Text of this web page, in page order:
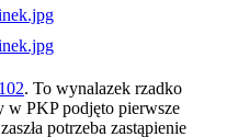
. To wynalazek rzadko
w PKP podjęto pierwsze
potrzeba zastąpienie